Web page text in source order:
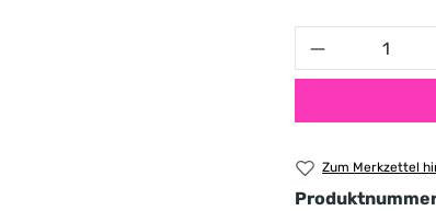
Produkt
Zum Merkzettel